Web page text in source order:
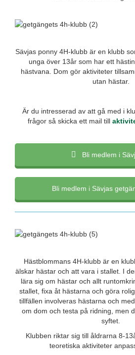
Sävjas ponny 4H-klubb är en klubb
unga över 13år som har ett
hästvana. Dom gör aktiviteter
utan hästar.
Är du intresserad av att gå med i
frågor så skicka ett mail till
Bli medlem i
Bli medlem i Sävjas
Hästblommans 4H-klubb är en
älskar hästar och att vara i stallet. I
lära sig om hästar och allt
stallet, fixa åt hästarna och göra
tillfällen involveras hästarna och
om dom och testa på ridning, men
syftet.
Klubben riktar sig till åldrarna 8-
teoretiska aktiviteter